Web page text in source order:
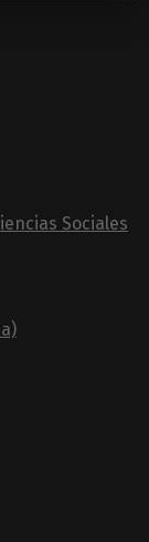
Sociales